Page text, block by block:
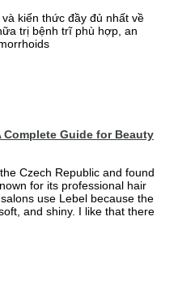
kiến thức đầy đủ nhất về
trị bệnh trĩ phù hợp, an
Guide for Beauty
Czech Republic and found
for its professional hair
use Lebel because the
and shiny. I like that there